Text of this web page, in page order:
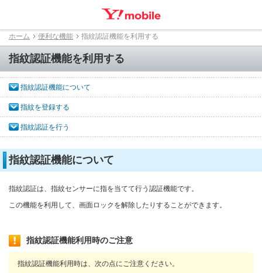
ホーム 便利な機能 指紋認証機能を利用する
指紋認証機能を利用する
指紋認証機能について
指紋を登録する
指紋認証を行う
指紋認証機能について
指紋認証は、指紋センサーに指を当てて行う認証機能です。
この機能を利用して、画面ロックを解除したりすることができます。
指紋認証機能利用時のご注意
指紋認証機能利用時は、次の点にご注意ください。